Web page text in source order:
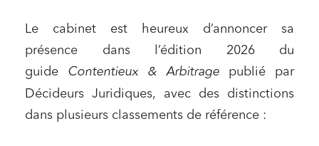
Le cabinet est heureux d’annoncer sa
présence dans l’édition 2026 du
guide Contentieux & Arbitrage publié par
Décideurs Juridiques, avec des distinctions
dans plusieurs classements de référence :